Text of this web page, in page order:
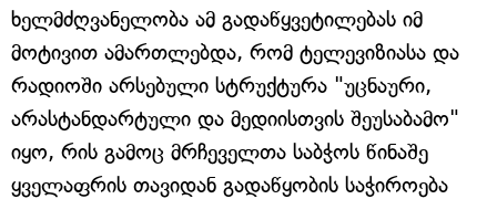
ხელმძღვანელობა ამ გადაწყვეტილებას იმ
მოტივით ამართლებდა, რომ ტელევიზიასა და
რადიოში არსებული სტრუქტურა "უცნაური,
არასტანდარტული და მედიისთვის შეუსაბამო"
იყო, რის გამოც მრჩეველთა საბჭოს წინაშე
ყველაფრის თავიდან გადაწყობის საჭიროება